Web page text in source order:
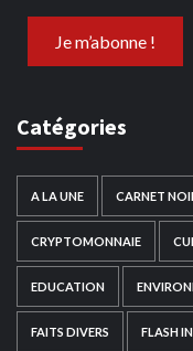
Catégories
A LA UNE CARNET
CRYPTOMONNAIE
EDUCATION
FAITS DIVERS FLASH